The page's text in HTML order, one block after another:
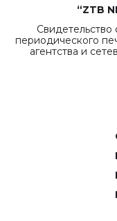
“ZTB
Свидетельство
периодического
агентства и